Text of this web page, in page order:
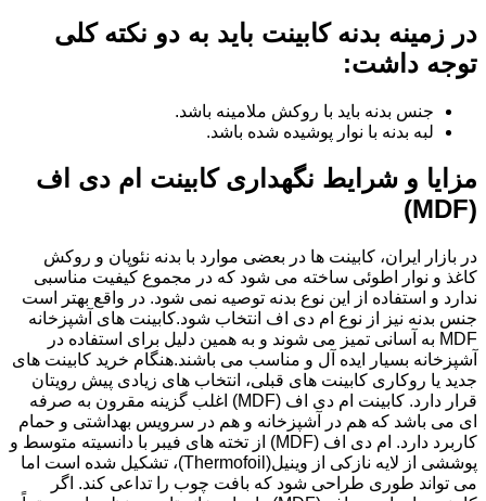
در زمینه بدنه کابینت باید به دو نکته کلی
توجه داشت:
جنس بدنه باید با روکش ملامینه باشد.
لبه بدنه با نوار پوشیده شده باشد.
مزایا و شرایط نگهداری کابینت ام دی اف
(MDF)
در بازار ایران، کابینت ها در بعضی موارد با بدنه نئوپان و روکش
کاغذ و نوار اطوئی ساخته می شود که در مجموع کیفیت مناسبی
ندارد و استفاده از این نوع بدنه توصیه نمی شود. در واقع بهتر است
جنس بدنه نیز از نوع ام دی اف انتخاب شود.کابینت های آشپزخانه
MDF به آسانی تمیز می شوند و به همین دلیل برای استفاده در
آشپزخانه بسیار ایده آل و مناسب می باشند.هنگام خرید کابینت های
جدید یا روکاری کابینت های قبلی، انتخاب های زیادی پیش رویتان
قرار دارد. کابینت ام دی اف (MDF) اغلب گزینه مقرون به صرفه
ای می باشد که هم در آشپزخانه و هم در سرویس بهداشتی و حمام
کاربرد دارد. ام دی اف (MDF) از تخته های فیبر با دانسیته متوسط و
پوششی از لایه نازکی از وینیل(Thermofoil)، تشکیل شده است اما
می تواند طوری طراحی شود که بافت چوب را تداعی کند. اگر